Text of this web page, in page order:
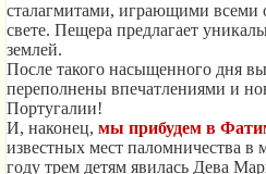
сталагмитами, играющими всеми
свете. Пещера предлагает
землей.
После такого насыщенного дня вы
переполнены впечатлениями и
Португалии!
И, наконец, мы прибудем в
известных мест паломничества в
году трем детям явилась Дева